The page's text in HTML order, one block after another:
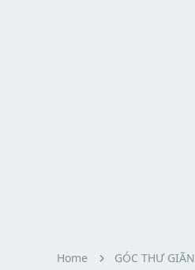
Home GÓC THƯ GIÃN